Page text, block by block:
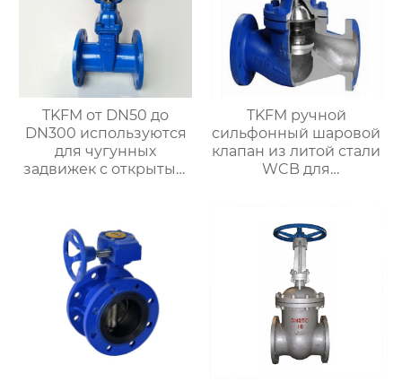
TKFM от DN50 до
DN300 используются
для чугунных
задвижек с открытым
систем водяного
отопления
TKFM ручной
сильфонный шаровой
клапан из литой стали
WCB для